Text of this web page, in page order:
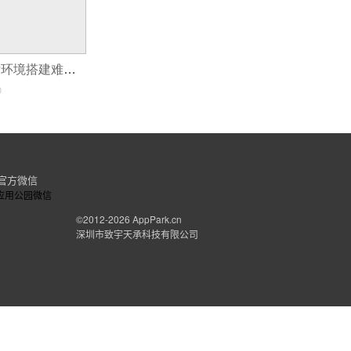
android app开发环境搭建难不难?
方微信
©2012-2026 AppPark.cn
深圳市致宇天承科技有限公司